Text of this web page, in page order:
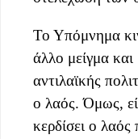
Το Υπόμνημα
άλλο μείγμα και
αντιλαϊκής
ο λαός. Όμως,
κερδίσει ο λαός